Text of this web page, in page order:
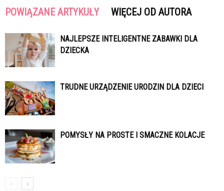
POWIĄZANE ARTYKUŁY WIĘCEJ OD AUTORA
NAJLEPSZE INTELIGENTNE ZABAWKI DLA
DZIECKA
TRUDNE URZĄDZENIE URODZIN DLA DZIECI
POMYSŁY NA PROSTE I SMACZNE KOLACJE